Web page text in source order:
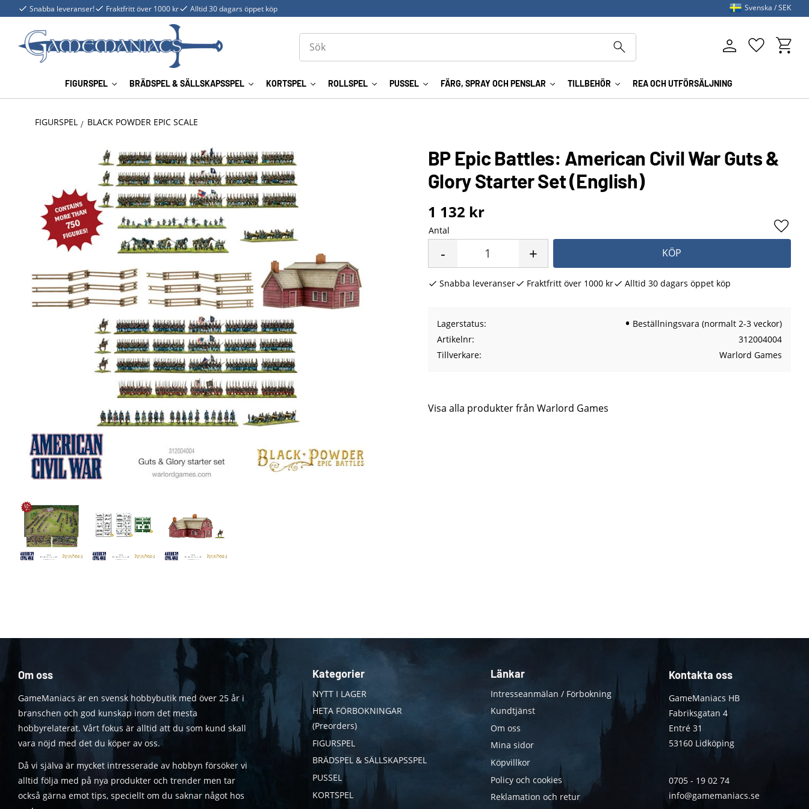
Snabba leveranser! Fraktfritt över 1000 kr Alltid 30 dagars öppet köp
FIGURSPEL BRÄDSPEL & SÄLLSKAPSSPEL KORTSPEL ROLLSPEL PUSSEL FÄRG, SPRAY OCH PENSLAR TILLBEHÖR REA OCH UTFÖRSÄLJNING
Favoriter
Svenska SEK
FIGURSPEL BLACK POWDER EPIC SCALE
BP Epic Battles: American Civil War Guts &
Glory Starter Set (English)
1 132 kr
Antal
+
- KÖP
Lägg
Snabba leveranser Fraktfritt över 1000 kr Alltid 30 dagars öppet köp
Lagerstatus
Beställningsvara (normalt 2-3 veckor)
Artikelnr
312004004
Tillverkare
Warlord Games
Visa alla produkter från Warlord Games
Om oss
GameManiacs är en svensk hobbybutik med över 25 år i
branschen och god kunskap inom det mesta
hobbyrelaterat. Vårt fokus är alltid att du som kund skall
vara nöjd med det du köper av oss.
Då vi själva är mycket intresserade av hobbyn försöker vi
alltid följa med på nya produkter och trender men tar
också gärna emot tips, speciellt om du saknar något hos
Kategorier
NYTT I LAGER
HETA FÖRBOKNINGAR
(Preorders)
FIGURSPEL
BRÄDSPEL & SÄLLSKAPSSPEL
PUSSEL
KORTSPEL
Länkar
Intresseanmälan / Förbokning
Kundtjänst
Om oss
Mina sidor
Köpvillkor
Policy och cookies
Reklamation och retur
Kontakta oss
GameManiacs HB
Fabriksgatan 4
Entré 31
53160 Lidköping
0705 - 19 02 74
info@gamemaniacs.se